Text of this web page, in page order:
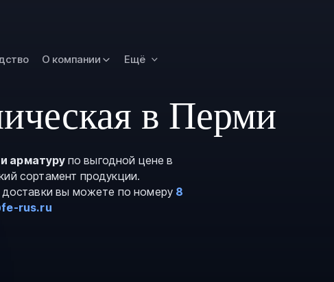
О компании Ещё
Рязань
Самара
в Перми
арматуру по выгодной цене в
сортамент продукции.
доставки вы можете по номеру 8
rus.ru